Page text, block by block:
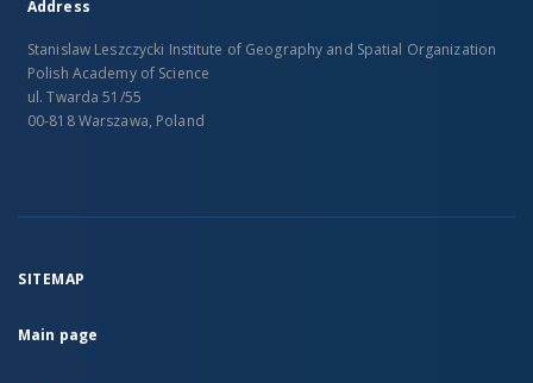
Address
Stanislaw Leszczycki Institute of Geography and Spatial Organization
Polish Academy of Science
ul. Twarda 51/55
00-818 Warszawa, Poland
SITEMAP
Main page